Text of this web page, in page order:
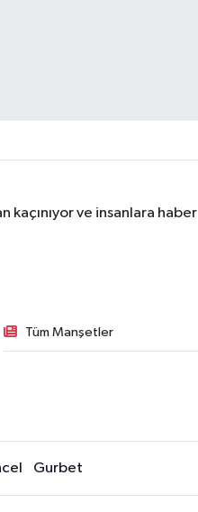
ve insanlara haber
Tüm Manşetler
Gurbet